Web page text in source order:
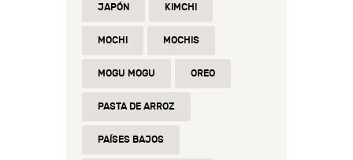
JAPÓN KIMCHI
MOCHI MOCHIS
MOGU MOGU OREO
PASTA DE ARROZ
PAÍSES BAJOS